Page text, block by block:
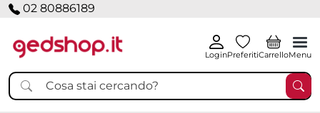
02 80886189
LoginPreferitiCarrelloMenu